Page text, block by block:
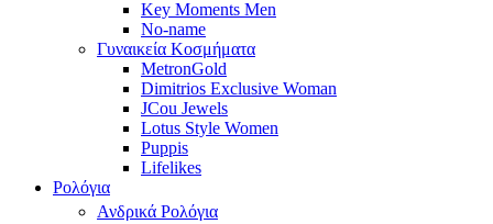
Key Moments Men
No-name
Γυναικεία Κοσμήματα
MetronGold
Dimitrios Exclusive Woman
JCou Jewels
Lotus Style Women
Puppis
Lifelikes
Ρολόγια
Ανδρικά Ρολόγια